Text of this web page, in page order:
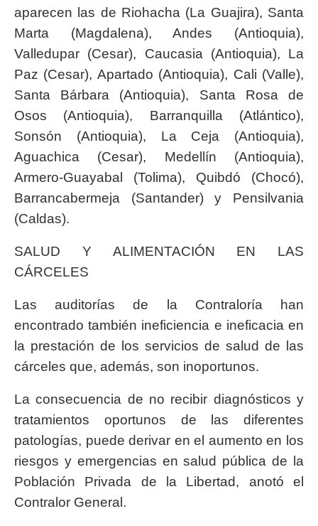
aparecen las de Riohacha (La Guajira), Santa
Marta (Magdalena), Andes (Antioquia),
Valledupar (Cesar), Caucasia (Antioquia), La
Paz (Cesar), Apartado (Antioquia), Cali (Valle),
Santa Bárbara (Antioquia), Santa Rosa de
Osos (Antioquia), Barranquilla (Atlántico),
Sonsón (Antioquia), La Ceja (Antioquia),
Aguachica (Cesar), Medellín (Antioquia),
Armero-Guayabal (Tolima), Quibdó (Chocó),
Barrancabermeja (Santander) y Pensilvania
(Caldas).
SALUD Y ALIMENTACIÓN EN LAS
CÁRCELES
Las auditorías de la Contraloría han
encontrado también ineficiencia e ineficacia en
la prestación de los servicios de salud de las
cárceles que, además, son inoportunos.
La consecuencia de no recibir diagnósticos y
tratamientos oportunos de las diferentes
patologías, puede derivar en el aumento en los
riesgos y emergencias en salud pública de la
Población Privada de la Libertad, anotó el
Contralor General.